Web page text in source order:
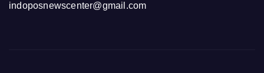
indoposnewscenter@gmail.com